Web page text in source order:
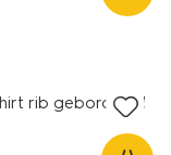
rib geborduurd